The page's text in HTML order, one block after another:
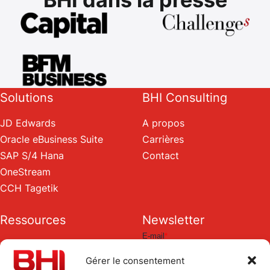
Gérer le consentement
Solutions
JD Edwards
Oracle eBusiness Suite
SAP S/4 Hana
OneStream
CCH Tagetik
BHI Consulting
A propos
Carrières
Contact
Ressources
Blog
Livres blancs
Newsletter